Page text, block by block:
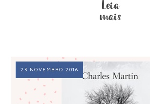
23 NOVEMBRO 2016